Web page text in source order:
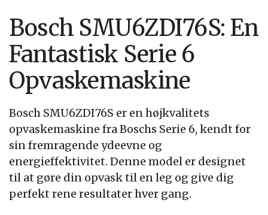
Bosch SMU6ZDI76S: En
Fantastisk Serie 6
Opvaskemaskine
Bosch SMU6ZDI76S er en højkvalitets
opvaskemaskine fra Boschs Serie 6, kendt for
sin fremragende ydeevne og
energieffektivitet. Denne model er designet
til at gøre din opvask til en leg og give dig
perfekt rene resultater hver gang.